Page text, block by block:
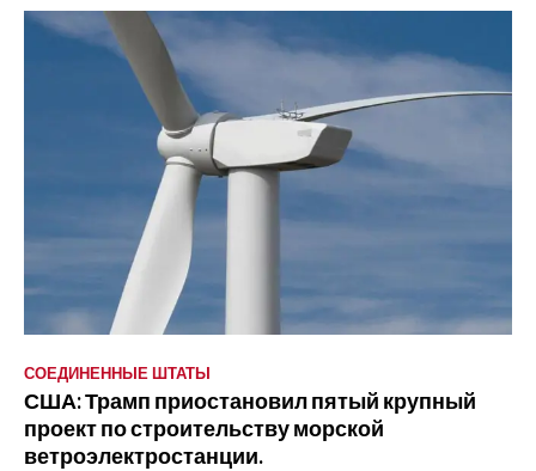
СОЕДИНЕННЫЕ ШТАТЫ
США: Трамп приостановил пятый крупный
проект по строительству морской
ветроэлектростанции.